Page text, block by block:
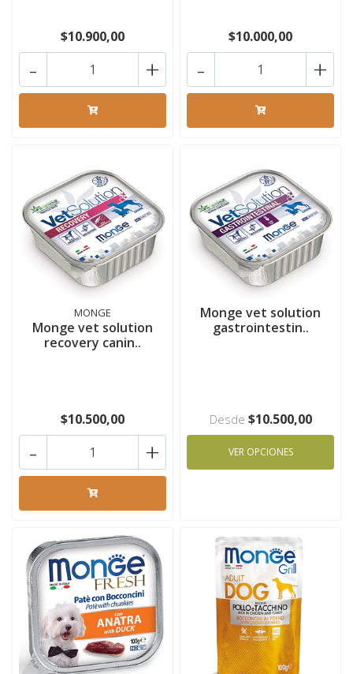
$10.900,00
- +
$10.000,00
- +
MONGE
Monge vet solution
recovery canin..
$10.500,00
- +
Monge vet solution
gastrointestin..
Desde $10.500,00
VER OPCIONES